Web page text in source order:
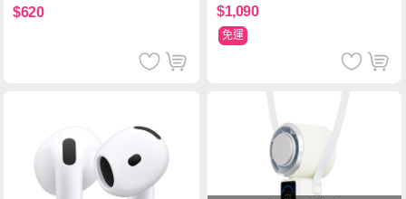
$620 $1,090
免運